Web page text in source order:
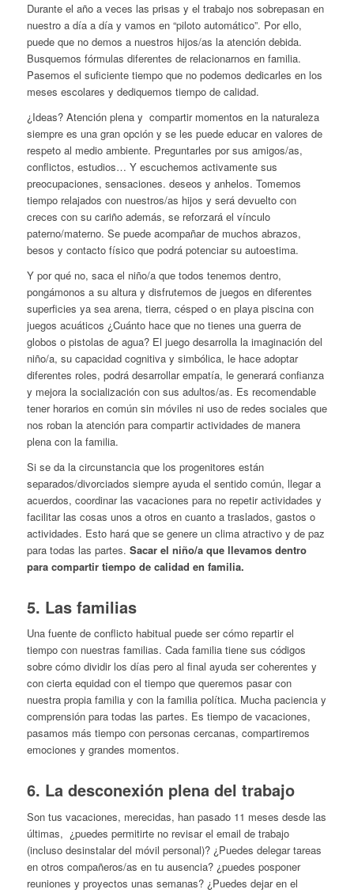
Durante el año a veces las prisas y el trabajo nos sobrepasan en
nuestro a día a día y vamos en “piloto automático”. Por ello,
puede que no demos a nuestros hijos/as la atención debida.
Busquemos fórmulas diferentes de relacionarnos en familia.
Pasemos el suficiente tiempo que no podemos dedicarles en los
meses escolares y dediquemos tiempo de calidad.
¿Ideas? Atención plena y compartir momentos en la naturaleza
siempre es una gran opción y se les puede educar en valores de
respeto al medio ambiente. Preguntarles por sus amigos/as,
conflictos, estudios… Y escuchemos activamente sus
preocupaciones, sensaciones. deseos y anhelos. Tomemos
tiempo relajados con nuestros/as hijos y será devuelto con
creces con su cariño además, se reforzará el vínculo
paterno/materno. Se puede acompañar de muchos abrazos,
besos y contacto físico que podrá potenciar su autoestima.
Y por qué no, saca el niño/a que todos tenemos dentro,
pongámonos a su altura y disfrutemos de juegos en diferentes
superficies ya sea arena, tierra, césped o en playa piscina con
juegos acuáticos ¿Cuánto hace que no tienes una guerra de
globos o pistolas de agua? El juego desarrolla la imaginación del
niño/a, su capacidad cognitiva y simbólica, le hace adoptar
diferentes roles, podrá desarrollar empatía, le generará confianza
y mejora la socialización con sus adultos/as. Es recomendable
tener horarios en común sin móviles ni uso de redes sociales que
nos roban la atención para compartir actividades de manera
plena con la familia.
Si se da la circunstancia que los progenitores están
separados/divorciados siempre ayuda el sentido común, llegar a
acuerdos, coordinar las vacaciones para no repetir actividades y
facilitar las cosas unos a otros en cuanto a traslados, gastos o
actividades. Esto hará que se genere un clima atractivo y de paz
para todas las partes. Sacar el niño/a que llevamos dentro
para compartir tiempo de calidad en familia.
5. Las familias
Una fuente de conflicto habitual puede ser cómo repartir el
tiempo con nuestras familias. Cada familia tiene sus códigos
sobre cómo dividir los días pero al final ayuda ser coherentes y
con cierta equidad con el tiempo que queremos pasar con
nuestra propia familia y con la familia política. Mucha paciencia y
comprensión para todas las partes. Es tiempo de vacaciones,
pasamos más tiempo con personas cercanas, compartiremos
emociones y grandes momentos.
6. La desconexión plena del trabajo
Son tus vacaciones, merecidas, han pasado 11 meses desde las
últimas, ¿puedes permitirte no revisar el email de trabajo
(incluso desinstalar del móvil personal)? ¿Puedes delegar tareas
en otros compañeros/as en tu ausencia? ¿puedes posponer
reuniones y proyectos unas semanas? ¿Puedes dejar en el